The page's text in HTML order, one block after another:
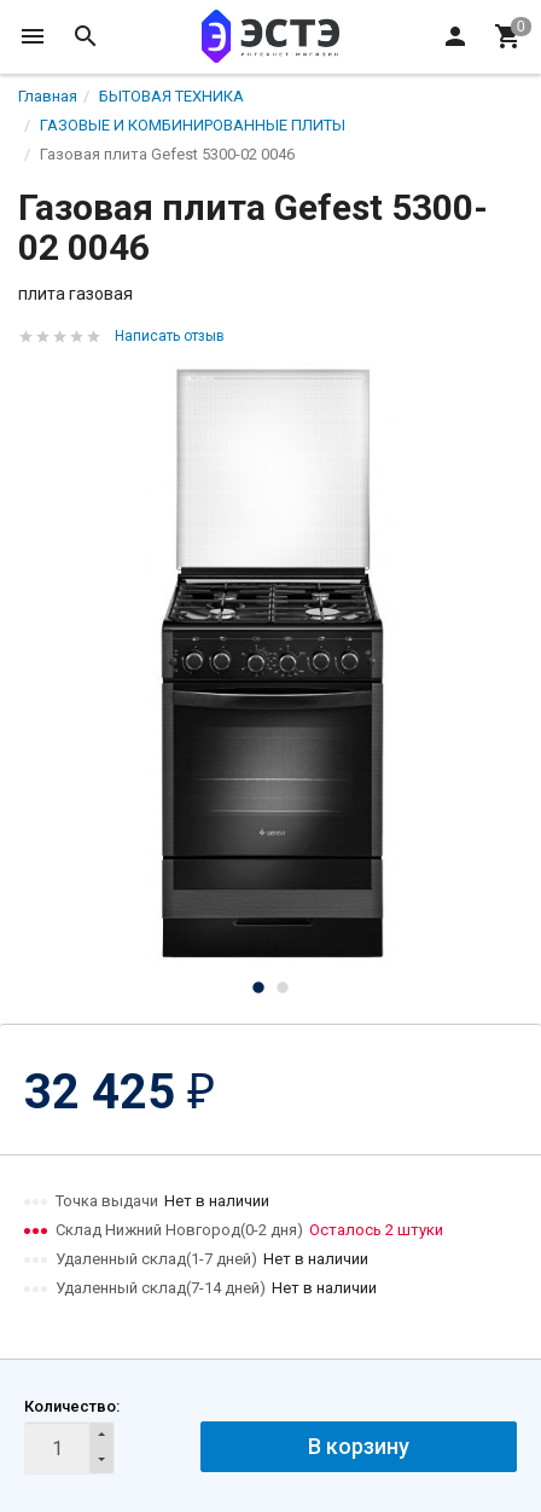
Главная
БЫТОВАЯ ТЕХНИКА
ГАЗОВЫЕ И КОМБИНИРОВАННЫЕ ПЛИТЫ
Газовая плита Gefest 5300-02 0046
Газовая плита Gefest 5300-
02 0046
плита газовая
Написать отзыв
32 425 ₽
Точка выдачи Нет в наличии
Склад Нижний Новгород(0-2 дня) Осталось 2 штуки
Удаленный склад(1-7 дней) Нет в наличии
Удаленный склад(7-14 дней) Нет в наличии
Количество:
В корзину